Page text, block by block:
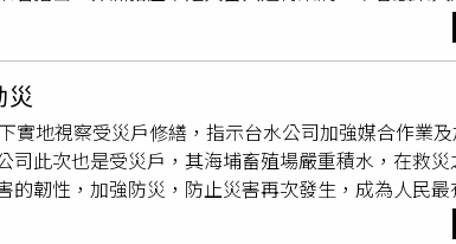
做好禽畜供應調節，讓市場供需平衡，優先滿足國
部、交通部、財政部、教育部、內政部、海洋委員
境部針對大量廚餘的去化，除嚴格要求業者自律之
隻屠宰及運送之流向；同時，加強對外宣導即刻開
把關，不讓斃死豬流入市場，毋須恐慌。卓榮泰強
能建構縝密的防疫體系，全力降低疫情衝擊。過去
康之外，也不能抹煞過去防疫同仁努力的成果。政
健康，確保優質的臺灣豬產業永續、健康發展。
高溫，加熱56℃ 70分鐘、60℃ 20分鐘後不活化，
醫師於屠宰前後逐隻檢查，肉品出場前均經屠宰檢
用來路不明的肉品，只要購買來源清楚、符合規定
業者刻意使用病、
於食安法第15條第1項第1款所稱之「變質」或腐
並得命其歇業、停業一定期間、廢止其公司、商業
年內不得再申請重新登錄。食藥署為防範非法豬肉
源，現場無法提供國內屠宰證明、輸入進口報單等
實地視察受災戶修繕，指示台水公司加強媒合作業
此次也是受災戶，其海埔畜殖場嚴重積水，在救災
韌性，加強防災，防止災害再次發生，成為人民最
示，有賴於經濟部水利署派駐專業工程人員，並提